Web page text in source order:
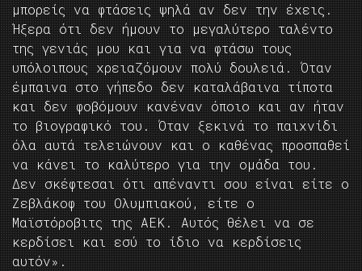
μπορείς να φτάσεις ψηλά αν δεν την έχεις.
Ήξερα ότι δεν ήμουν το μεγαλύτερο ταλέντο
της γενιάς μου και για να φτάσω τους
υπόλοιπους χρειαζόμουν πολύ δουλειά. Όταν
έμπαινα στο γήπεδο δεν καταλάβαινα τίποτα
και δεν φοβόμουν κανέναν όποιο και αν ήταν
το βιογραφικό του. Όταν ξεκινά το παιχνίδι
όλα αυτά τελειώνουν και ο καθένας προσπαθεί
να κάνει το καλύτερο για την ομάδα του.
Δεν σκέφτεσαι ότι απέναντι σου είναι είτε ο
Ζεβλάκοφ του Ολυμπιακού, είτε ο
Μαϊστόροβιτς της ΑΕΚ. Αυτός θέλει να σε
κερδίσει και εσύ το ίδιο να κερδίσεις
αυτόν».